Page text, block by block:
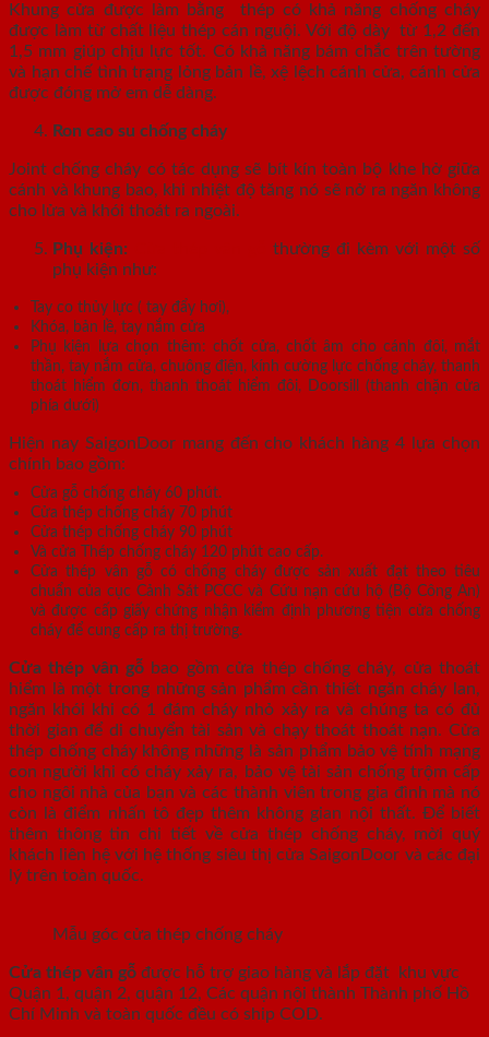
Khung cửa được làm bằng thép có khả năng chống cháy
được làm từ chất liệu thép cán nguội. Với độ dày từ 1,2 đến
1,5 mm giúp chịu lực tốt. Có khả năng bám chắc trên tường
và hạn chế tình trạng lỏng bản lề, xệ lệch cánh cửa, cánh cửa
được đóng mở em dễ dàng.
Ron cao su chống cháy
Joint chống cháy có tác dụng sẽ bít kín toàn bộ khe hở giữa
cánh và khung bao, khi nhiệt độ tăng nó sẽ nở ra ngăn không
cho lửa và khói thoát ra ngoài.
Phụ kiện:
thường đi kèm với một số
phụ kiện như:
Tay co thủy lực ( tay đẩy hơi),
Khóa, bản lề, tay nắm cửa
Phụ kiện lựa chọn thêm: chốt cửa, chốt âm cho cánh đôi, mắt
thần, tay nắm cửa, chuông điện, kính cường lực chống cháy, thanh
thoát hiểm đơn, thanh thoát hiểm đôi, Doorsill (thanh chặn cửa
phía dưới)
Hiện nay SaigonDoor mang đến cho khách hàng 4 lựa chọn
chính bao gồm:
Cửa gỗ chống cháy 60 phút.
Cửa thép chống cháy 70 phút
Cửa thép chống cháy 90 phút
Và cửa Thép chống cháy 120 phút cao cấp.
Cửa thép vân gỗ có chống cháy được sản xuất đạt theo tiêu
chuẩn của cục Cảnh Sát PCCC và Cứu nạn cứu hộ (Bộ Công An)
và được cấp giấy chứng nhận kiểm định phương tiện cửa chống
cháy để cung cấp ra thị trường.
Cửa thép vân gỗ bao gồm cửa thép chống cháy, cửa thoát
hiểm là một trong những sản phẩm cần thiết ngăn cháy lan,
ngăn khói khi có 1 đám cháy nhỏ xảy ra và chúng ta có đủ
thời gian để di chuyển tài sản và chạy thoát thoát nạn. Cửa
thép chống cháy không những là sản phẩm bảo vệ tính mạng
con người khi có cháy xảy ra, bảo vệ tài sản chống trộm cấp
cho ngôi nhà của bạn và các thành viên trong gia đình mà nó
còn là điểm nhấn tô đẹp thêm không gian nội thất. Để biết
thêm thông tin chi tiết về cửa thép chống cháy, mời quý
khách liên hệ với hệ thống siêu thị cửa SaigonDoor và các đại
lý trên toàn quốc.
Mẫu góc cửa thép chống cháy
Cửa thép vân gỗ được hỗ trợ giao hàng và lắp đặt khu vực
Quận 1, quận 2, quận 12, Các quận nội thành Thành phố Hồ
Chí Minh và toàn quốc đều có ship COD.